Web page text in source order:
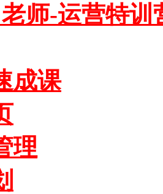
师-运营特训
成课
理